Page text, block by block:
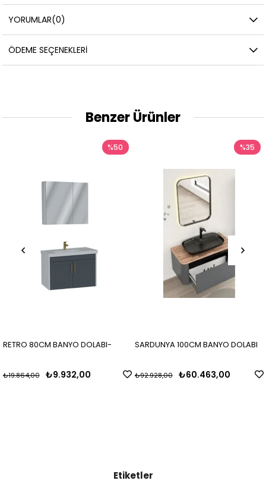
YORUMLAR(0)
ÖDEME SEÇENEKLERI
Benzer Ürünler
RETRO 80CM BANYO DOLABI-
₺9.932,00
₺19.864,00
%50
SARDUNYA 100CM BANYO DOLABI
₺60.463,00
₺92.928,00
%35
Etiketler